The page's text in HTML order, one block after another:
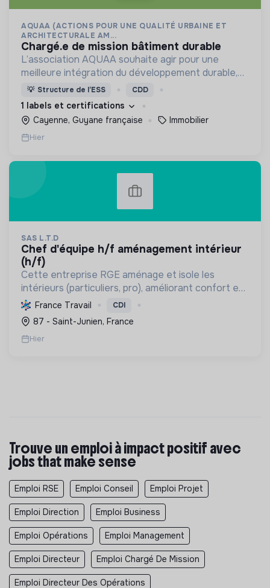
AQUAA (ACTIONS POUR UNE QUALITÉ URBAINE ET
ARCHITECTURALE AM...
chargé.e de mission bâtiment durable
L’association AQUAA souhaite agir pour une
meilleure intégration du développement durable,
et d’une réduction des impacts environnementaux,
dans l’acte de construire et d’aménager en
Guyane.
💡 Structure de l’ESS CDD
1 labels et certifications
Cayenne, Guyane française
Immobilier
Hier
SAS L.T.D
chef d'équipe h/f aménagement intérieur
(h/f)
Cette entreprise RGE aménage et isole les
intérieurs (particuliers, pro), améliorant confort et
performance énergétique grâce à la plâtrerie, aux
plafonds suspendus et à la menuiserie
d'agencement.
France Travail CDI
87 - Saint-Junien, France
Hier
Trouve un emploi à impact positif avec
jobs that make sense
Emploi RSE Emploi Conseil Emploi Projet
Emploi Direction Emploi Business
Emploi Opérations Emploi Management
Emploi Directeur Emploi Chargé De Mission
Emploi Directeur Des Opérations